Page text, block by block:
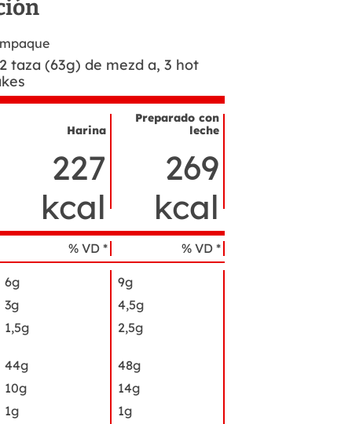
taza (63g) de mezd a, 3 hot
Harina
Preparado con
leche
227
kcal
269
kcal
% VD * % VD *
6g
9g
3g
4,5g
1,5g
2,5g
44g
48g
10g
14g
1g
1g